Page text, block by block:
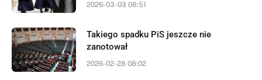
2026-03-03 08:51
Takiego spadku PiS jeszcze nie
zanotował
2026-02-28 08:02